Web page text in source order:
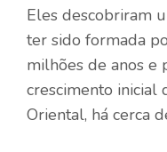
Eles descobriram
ter sido formada
milhões de anos e
crescimento inicial
Oriental, há cerca